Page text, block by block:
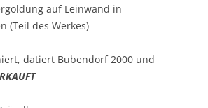
auf Leinwand in
(Teil des Werkes)
datiert Bubendorf 2000 und